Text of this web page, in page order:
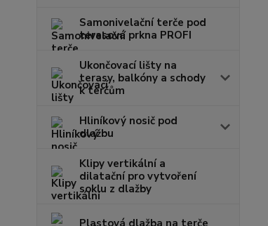
Samonivelační terče pod
terasová prkna PROFI
Ukončovací lišty na
terasy, balkóny a schody
k terčům
Hliníkový nosič pod
dlažbu
Klipy vertikální a
dilatační pro vytvoření
soklu z dlažby
Plastová dlažba na terče